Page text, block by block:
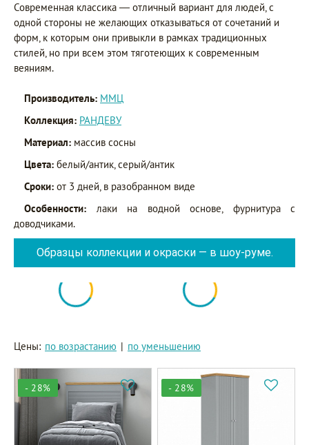
Современная классика — отличный вариант для людей, с
одной стороны не желающих отказываться от сочетаний и
форм, к которым они привыкли в рамках традиционных
стилей, но при всем этом тяготеющих к современным
веяниям.
Производитель: ММЦ
Коллекция: РАНДЕВУ
Материал: массив сосны
Цвета: белый/антик, серый/антик
Сроки: от 3 дней, в разобранном виде
Особенности: лаки на водной основе, фурнитура с
доводчиками.
Образцы коллекции и окраски — в шоу-руме.
Цены: по возрастанию | по уменьшению
- 28% - 28%